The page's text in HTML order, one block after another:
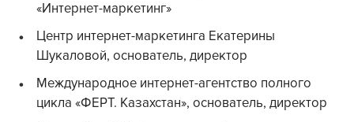
«Интернет-маркетинг»
Центр интернет-маркетинга Екатерины
Шукаловой, основатель, директор
Международное интернет-агентство полного
цикла «ФЕРТ. Казахстан», основатель, директор